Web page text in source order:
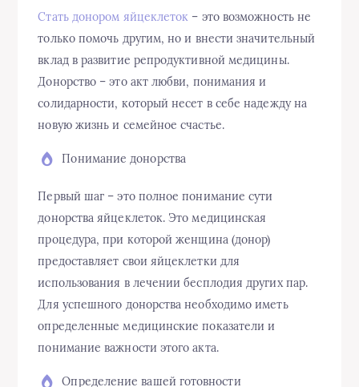
Стать донором яйцеклеток – это возможность не
только помочь другим, но и внести значительный
вклад в развитие репродуктивной медицины.
Донорство – это акт любви, понимания и
солидарности, который несет в себе надежду на
новую жизнь и семейное счастье.
Понимание донорства
Первый шаг – это полное понимание сути
донорства яйцеклеток. Это медицинская
процедура, при которой женщина (донор)
предоставляет свои яйцеклетки для
использования в лечении бесплодия других пар.
Для успешного донорства необходимо иметь
определенные медицинские показатели и
понимание важности этого акта.
Определение вашей готовности